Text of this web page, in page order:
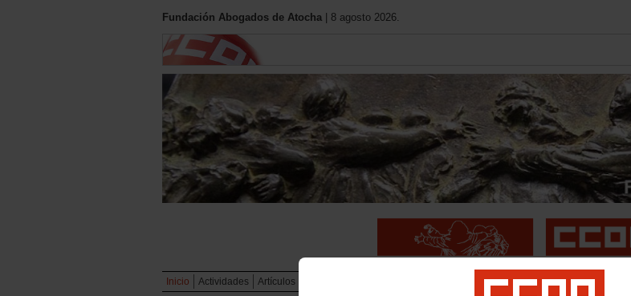
Fundación Abogados de Atocha | 8 agosto 2026.
Inicio Actividades Artículos Amigos de la Fundación
Multimedia